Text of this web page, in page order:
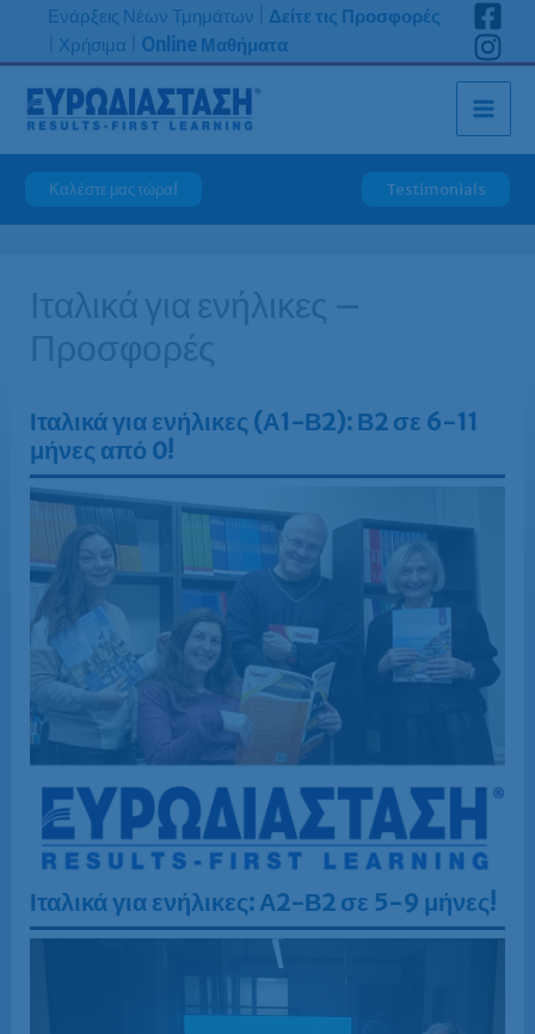
Μετάβαση
περιεχόμενο
Ενάρξεις Νέων Τμημάτων
Δείτε τις Προσφορές
Χρήσιμα Online Μαθήματα
Καλέστε μας τώρα! Testimonials
Ιταλικά για ενήλικες –
Προσφορές
Ιταλικά για ενήλικες (Α1-Β2): Β2 σε 6-11
μήνες από 0!
Ιταλικά για ενήλικες: Α2-Β2 σε 5-9 μήνες!